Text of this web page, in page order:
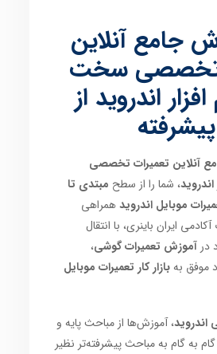
جامع آنلاین
تخصصی سخت
اندروید از
آنلاین تعمیرات تخصصی
، شما را از سطح مبتدی تا
موبایل اندرویدهمراهی
ایران باینری، با انتقال
درآموزش تعمیرات گوشی،
موفق بهبازار کار تعمیرات موبایل
، آموزش‌ها از مباحث پایه و
به گام به مباحث پیشرفته‌تر نظیر